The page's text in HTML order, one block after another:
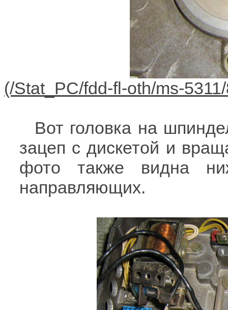
Вот головка на
зацеп с дискетой и
фото также видна
направляющих.